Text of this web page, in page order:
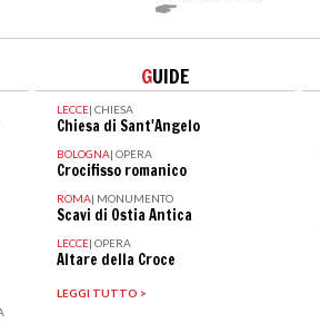
GUIDE
LECCE| CHIESA
Chiesa di Sant'Angelo
BOLOGNA| OPERA
Crocifisso romanico
ROMA| MONUMENTO
Scavi di Ostia Antica
LECCE| OPERA
Altare della Croce
LEGGI TUTTO >